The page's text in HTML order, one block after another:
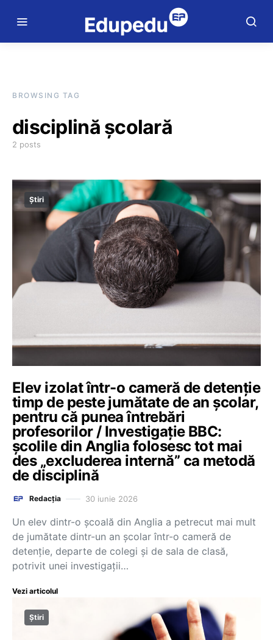
BROWSING TAG
disciplină școlară
2 posts
Știri
Elev izolat într-o cameră de detenție
timp de peste jumătate de an școlar,
pentru că punea întrebări
profesorilor / Investigație BBC:
școlile din Anglia folosesc tot mai
des „excluderea internă” ca metodă
de disciplină
Redacția 30 iunie 2026
Un elev dintr-o școală din Anglia a petrecut mai mult
de jumătate dintr-un an școlar într-o cameră de
detenție, departe de colegi și de sala de clasă,
potrivit unei investigații…
Vezi articolul
Știri